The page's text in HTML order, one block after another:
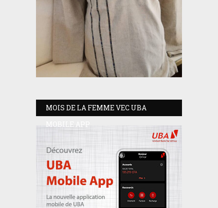
MOIS DE LA FEMME VEC UBA
MOBILE APP